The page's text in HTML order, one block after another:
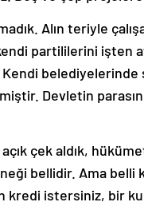
Alın teriyle
partililerini işten
belediyelerinde
Devletin
çek aldık,
bellidir. Ama belli
kredi istersiniz, bir